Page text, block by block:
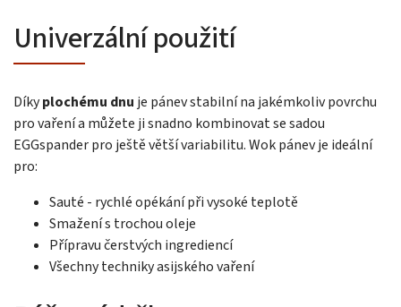
Univerzální použití
Díkyplochému dnuje pánev stabilní na jakémkoliv povrchu
pro vaření a můžete ji snadno kombinovat se sadou
EGGspander pro ještě větší variabilitu. Wok pánev je ideální
pro:
Sauté - rychlé opékání při vysoké teplotě
Smažení s trochou oleje
Přípravu čerstvých ingrediencí
Všechny techniky asijského vaření